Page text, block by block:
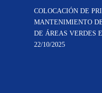
COLOCACIÓN DE
MANTENIMIENTO
DE ÁREAS VERDES
22/10/2025